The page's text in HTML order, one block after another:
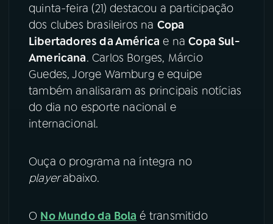
08 FESTIVAL DE MÚSICA
ACOMPANHE A RÁDIO NACIONAL
YouTube Facebook
Instagram X
quinta-feira (21) destacou a participação
dos clubes brasileiros na Copa
Libertadores da América e naCopa Sul-
Americana. Carlos Borges, Márcio
Guedes, Jorge Wamburg e equipe
também analisaram as principais notícias
do dia no esporte nacional e
internacional.
Ouça o programa na íntegra no
playerabaixo.
O No Mundo da Bola é transmitido